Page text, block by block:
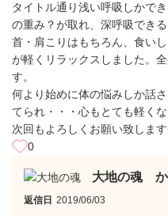
タイトル通り浅い呼吸しかで
の重み？が取れ、深呼吸できる
首・肩こりはもちろん、食い
が軽くリラックスしました。
す。
何より始めに体の悩みしか話
てられ・・・心もとても軽くな
次回もよろしくお願い致しま
0
大地の魂 か
返信日 2019/06/03